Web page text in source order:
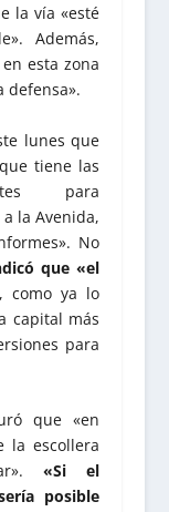
la vía «esté
Además,
esta zona
defensa».
lunes que
tiene las
para
la Avenida,
No
que «el
, como ya lo
capital más
para
que «en
la escollera
«Si el
posible